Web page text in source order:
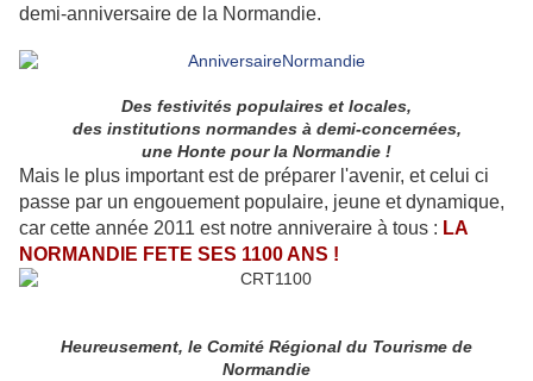
demi-anniversaire de la Normandie.
Des festivités populaires et locales,
des institutions normandes à demi-concernées,
une Honte pour la Normandie !
Mais le plus important est de préparer l'avenir, et celui ci
passe par un engouement populaire, jeune et dynamique,
car cette année 2011 est notre anniveraire à tous : LA
NORMANDIE FETE SES 1100 ANS !
Heureusement, le Comité Régional du Tourisme de
Normandie